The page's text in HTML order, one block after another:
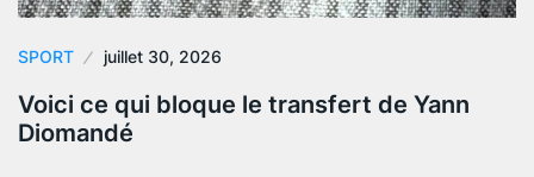
SPORT juillet 30, 2026
Voici ce qui bloque le transfert de Yann
Diomandé